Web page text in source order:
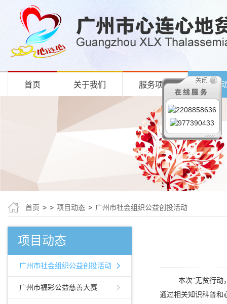
首页 关于我们 服务项目 项目
首页 > > 项目动态 > 广州市社会组织公益创投活动
项目动态
广州市社会组织公益创投活动
广州市福彩公益慈善大赛
本次“无贫行动
通过相关知识科普和